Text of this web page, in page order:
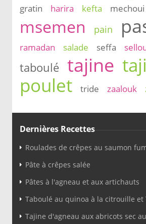
gratin
harira kefta mechoui
msemen pain
ramadan salade seffa
taboulé tajine
poulet
tride zaalouk
Dernières Recettes
Roulades de crêpes au saumon
Pâte à crêpes salée
Pâtes à l'agneau et aux artichauts
Taboulé au quinoa à la citrouille et
Tajine d'agneau aux abricots sec